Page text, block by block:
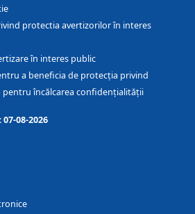
protectia avertizorilor în interes
în interes public
a beneficia de protecția privind
pentru încălcarea confidențialității
07-08-2026